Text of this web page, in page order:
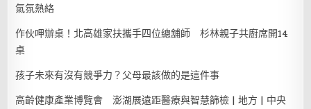
氣氛熱絡
作伙呷辦桌！北高雄家扶攜手四位總舖師 杉林親子共廚席開14
桌
孩子未來有沒有競爭力？父母最該做的是這件事
高齡健康產業博覽會 澎湖展遠距醫療與智慧篩檢 | 地方 | 中央